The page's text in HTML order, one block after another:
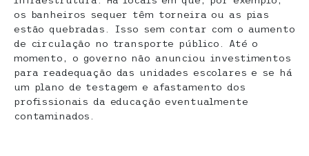
os banheiros sequer têm torneira ou as pias
estão quebradas. Isso sem contar com o aumento
de circulação no transporte público. Até o
momento, o governo não anunciou investimentos
para readequação das unidades escolares e se há
um plano de testagem e afastamento dos
profissionais da educação eventualmente
contaminados.